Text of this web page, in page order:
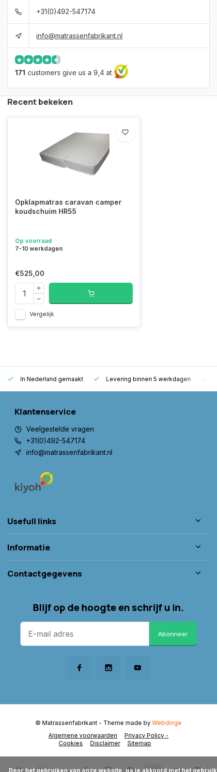
+31(0)492-547174
info@matrassenfabrikant.nl
171 customers give us a 9,4 at
Recent bekeken
Opklapmatras caravan camper
koudschuim HR55
Op voorraad
7-10 werkdagen
€525,00
Vergelijk
In Nederland gemaakt Levering binnen 5 werkdagen
Klantenservice
Veelgestelde vragen
+31(0)492-547174
info@matrassenfabrikant.nl
Usefull links
Informatie
Contactgegevens
Blijf op de hoogte en schrijf u in.
Abonneer
Algemene voorwaarden
Privacy Policy -
Cookies
Disclaimer Sitemap
© Matrassenfabrikant - Theme made by Webdinge